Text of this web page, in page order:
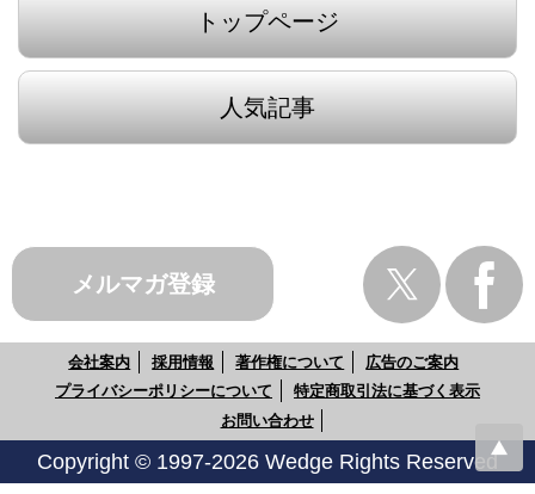
トップページ
人気記事
メルマガ登録
会社案内 採用情報 著作権について
広告のご案内
プライバシーポリシーについて
特定商取引法に基づく表示
お問い合わせ
Copyright © 1997-2026 Wedge Rights Reserved